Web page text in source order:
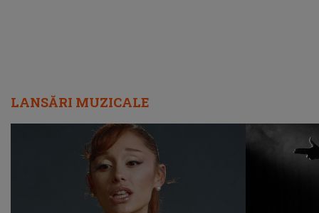
LANSĂRI MUZICALE